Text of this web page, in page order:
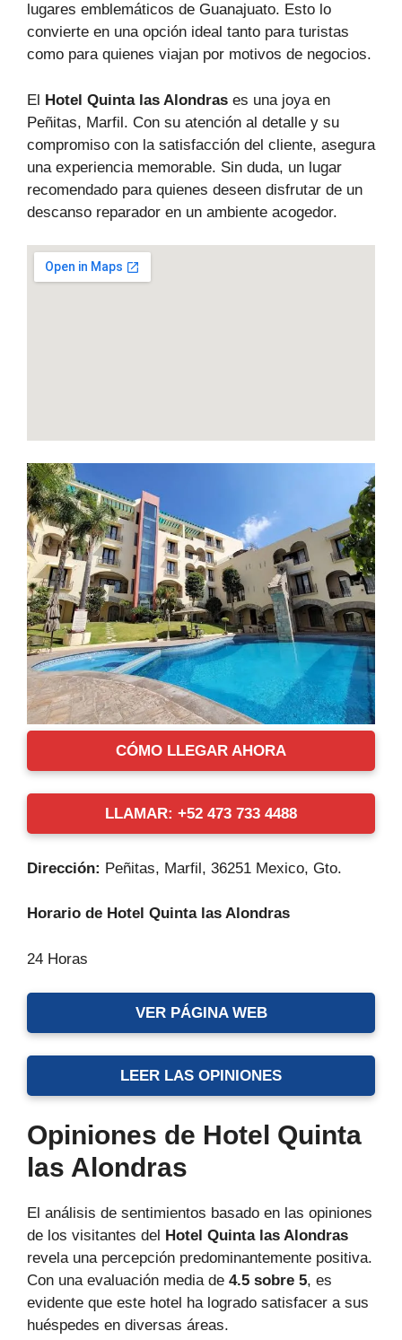
lugares emblemáticos de Guanajuato. Esto lo
convierte en una opción ideal tanto para turistas
como para quienes viajan por motivos de negocios.
El Hotel Quinta las Alondras es una joya en
Peñitas, Marfil. Con su atención al detalle y su
compromiso con la satisfacción del cliente, asegura
una experiencia memorable. Sin duda, un lugar
recomendado para quienes deseen disfrutar de un
descanso reparador en un ambiente acogedor.
CÓMO LLEGAR AHORA
LLAMAR: +52 473 733 4488
Dirección: Peñitas, Marfil, 36251 Mexico, Gto.
Horario de Hotel Quinta las Alondras
24 Horas
VER PÁGINA WEB
LEER LAS OPINIONES
Opiniones de Hotel Quinta
las Alondras
El análisis de sentimientos basado en las opiniones
de los visitantes del Hotel Quinta las Alondras
revela una percepción predominantemente positiva.
Con una evaluación media de 4.5 sobre 5, es
evidente que este hotel ha logrado satisfacer a sus
huéspedes en diversas áreas.